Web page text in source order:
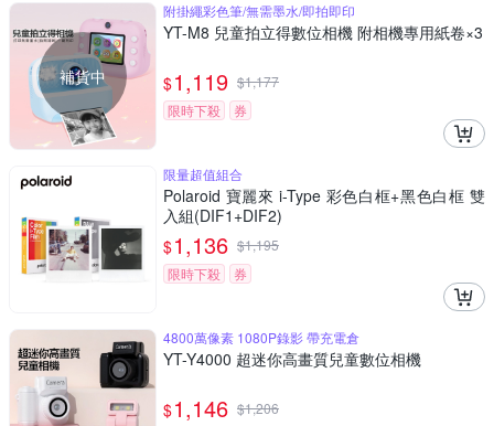
補貨中
附掛繩彩色筆/無需墨水/即拍即印
YT-M8 兒童拍立得數位相機 附相機專用紙卷×3
$1,119 $1,177
限時下殺
券
限量超值組合
Polaroid 寶麗來 i-Type 彩色白框+黑色白框 雙
入組(DIF1+DIF2)
$1,136 $1,195
限時下殺
券
4800萬像素 1080P錄影 帶充電倉
YT-Y4000 超迷你高畫質兒童數位相機
$1,146 $1,206